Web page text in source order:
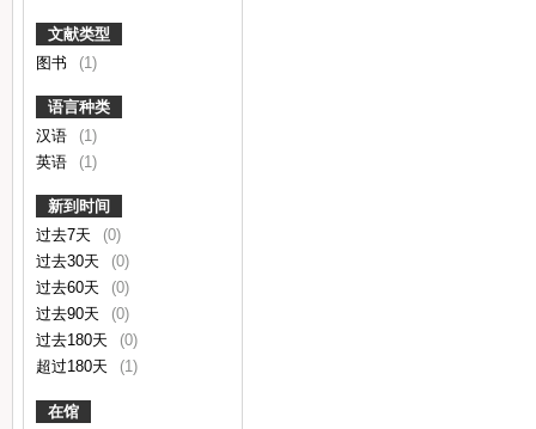
文献类型
图书
(1)
语言种类
汉语
(1)
英语
(1)
新到时间
过去7天
(0)
过去30天
(0)
过去60天
(0)
过去90天
(0)
过去180天
(0)
超过180天
(1)
在馆